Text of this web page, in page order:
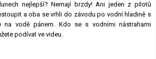
nejlepší? Nemají brzdy! Ani jeden z pilotů
a oba se vrhli do závodu po vodní hladině s
na vodě pánem. Kdo se s vodními nástrahami
podívat ve videu.